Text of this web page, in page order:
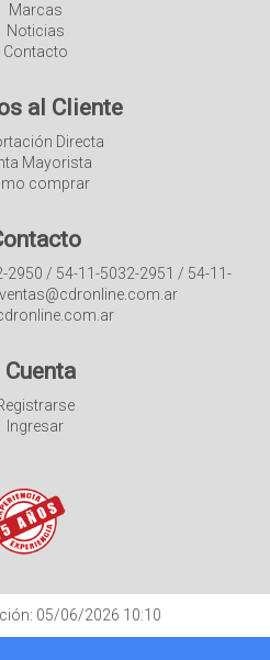
Marcas
Noticias
Contacto
al Cliente
Directa
Mayorista
comprar
2950 / 54-11-5032-2951 / 54-11-
Cuenta
Ingresar
05/06/2026 10:10